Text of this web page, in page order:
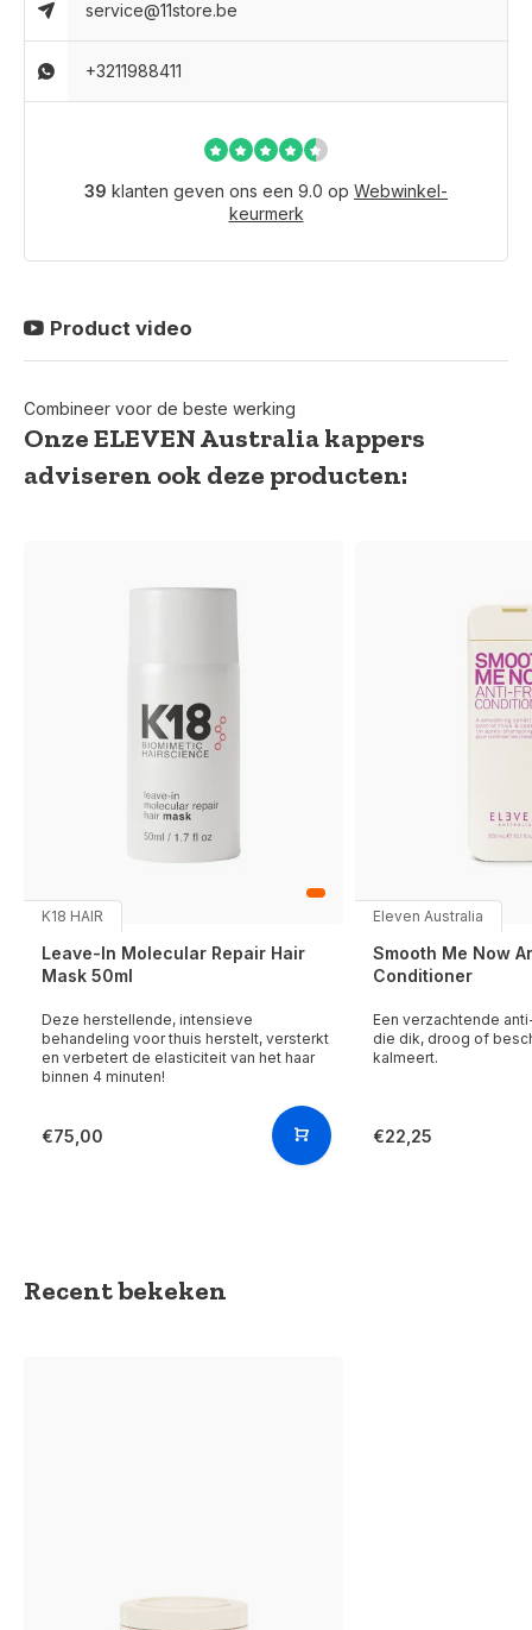
service@11store.be
+3211988411
39 klanten geven ons een 9.0 op Webwinkel-
keurmerk
Product video
Combineer voor de beste werking
Onze ELEVEN Australia kappers
adviseren ook deze producten:
K18 HAIR
Leave-In Molecular Repair Hair
Mask 50ml
Deze herstellende, intensieve
behandeling voor thuis herstelt, versterkt
en verbetert de elasticiteit van het haar
binnen 4 minuten!
€75,00
Eleven Australia
Smooth Me Now
Conditioner
Een verzachtende
die dik, droog of
kalmeert.
€22,25
Recent bekeken